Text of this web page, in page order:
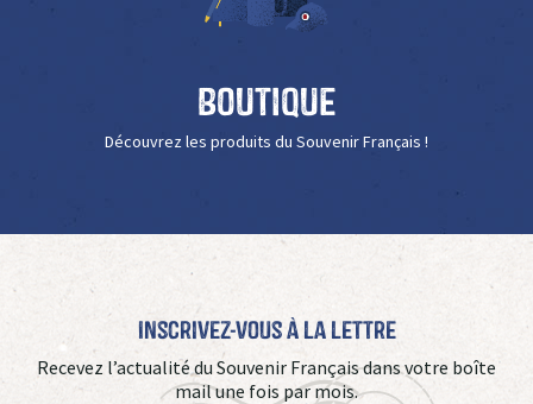
Boutique
Découvrez les produits du Souvenir Français !
Inscrivez-vous à La Lettre
Recevez l’actualité du Souvenir Français dans votre boîte
mail une fois par mois.